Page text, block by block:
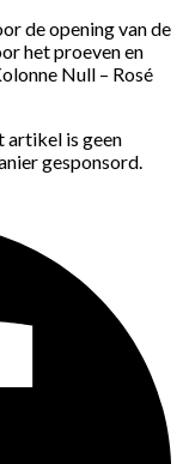
de opening van de
het proeven en
Null – Rosé
artikel is geen
gesponsord.